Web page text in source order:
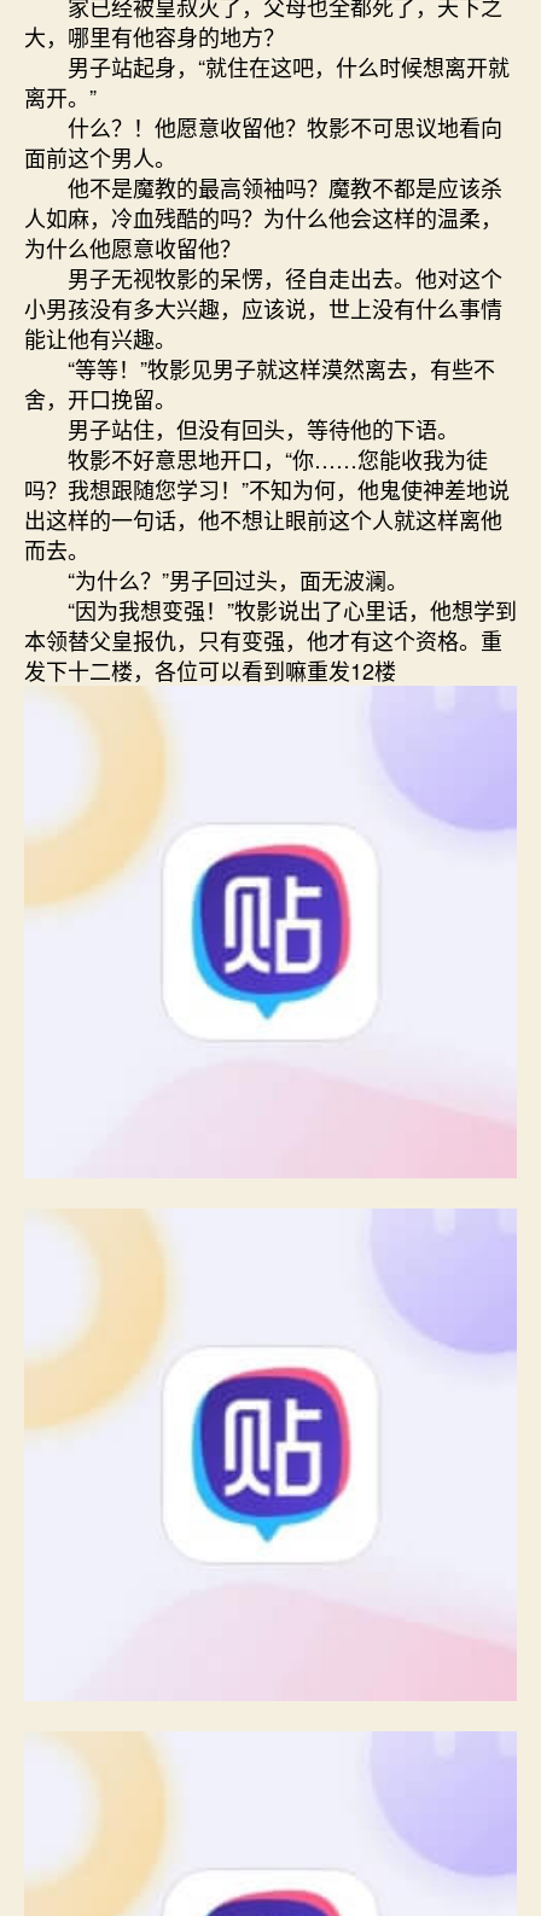
大，哪里有他容身的地方？
男子站起身，“就住在这吧，什么时候想离开就
离开。”
什么？！他愿意收留他？牧影不可思议地看向
面前这个男人。
他不是魔教的最高领袖吗？魔教不都是应该杀
人如麻，冷血残酷的吗？为什么他会这样的温柔，
为什么他愿意收留他？
男子无视牧影的呆愣，径自走出去。他对这个
小男孩没有多大兴趣，应该说，世上没有什么事情
能让他有兴趣。
“等等！”牧影见男子就这样漠然离去，有些不
舍，开口挽留。
男子站住，但没有回头，等待他的下语。
牧影不好意思地开口，“你……您能收我为徒
吗？我想跟随您学习！”不知为何，他鬼使神差地说
出这样的一句话，他不想让眼前这个人就这样离他
而去。
“为什么？”男子回过头，面无波澜。
“因为我想变强！”牧影说出了心里话，他想学到
本领替父皇报仇，只有变强，他才有这个资格。重
发下十二楼，各位可以看到嘛重发12楼